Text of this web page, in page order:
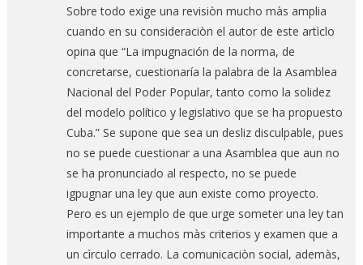
Sobre todo exige una revisiòn mucho màs amplia
cuando en su consideraciòn el autor de este artìclo
opina que “La impugnación de la norma, de
concretarse, cuestionaría la palabra de la Asamblea
Nacional del Poder Popular, tanto como la solidez
del modelo político y legislativo que se ha propuesto
Cuba.” Se supone que sea un desliz disculpable, pues
no se puede cuestionar a una Asamblea que aun no
se ha pronunciado al respecto, no se puede
igpugnar una ley que aun existe como proyecto.
Pero es un ejemplo de que urge someter una ley tan
importante a muchos màs criterios y examen que a
un cìrculo cerrado. La comunicaciòn social, ademàs,